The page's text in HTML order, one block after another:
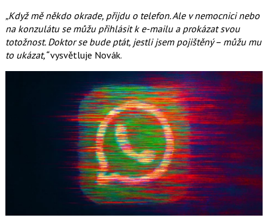
„Když mě někdo okrade, přijdu o telefon. Ale v nemocnici nebo
na konzulátu se můžu přihlásit k e-mailu a prokázat svou
totožnost. Doktor se bude ptát, jestli jsem pojištěný – můžu mu
to ukázat,“vysvětluje Novák.